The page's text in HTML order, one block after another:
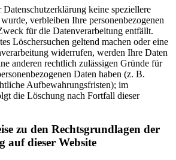
keine speziellere
verbleiben Ihre personenbezogenen
für die Datenverarbeitung entfällt.
Löschersuchen geltend machen oder eine
widerrufen, werden Ihre Daten
anderen rechtlich zulässigen Gründe für
Daten haben (z. B.
Aufbewahrungsfristen); im
die Löschung nach Fortfall dieser
zu den Rechtsgrundlagen der
auf dieser Website